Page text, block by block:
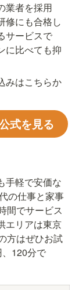
業者を採用
修にも合格し
サービスで
に比べても抑
みはこちらか
式を見る
手軽で安価な
の仕事と家事
間でサービス
エリアは東京
方はぜひお試
120分で